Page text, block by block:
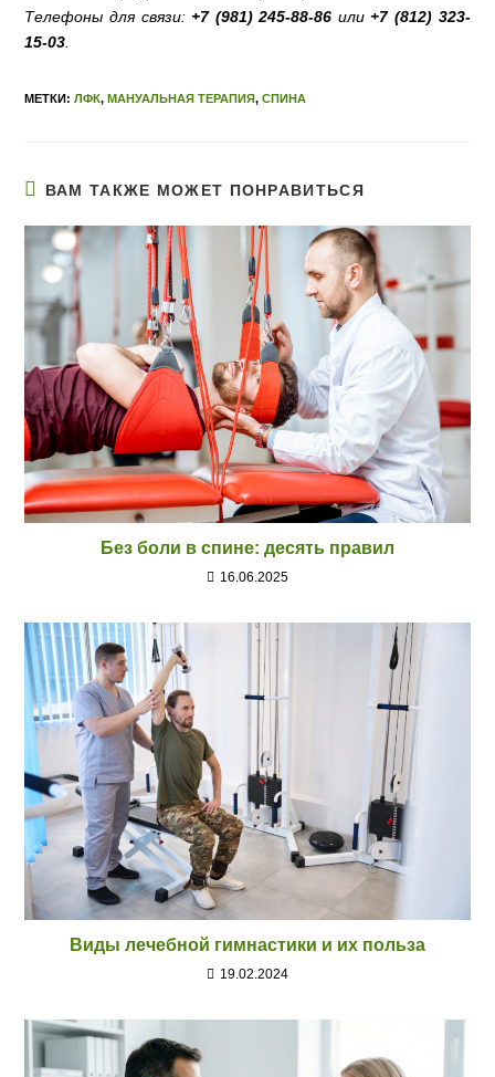
Телефоны для связи:+7 (981) 245-88-86 или+7 (812) 323-
15-03
МЕТКИ:ЛФК, МАНУАЛЬНАЯ ТЕРАПИЯ, СПИНА
ВАМ ТАКЖЕ МОЖЕТ ПОНРАВИТЬСЯ
Без боли в спине: десять правил
16.06.2025
Виды лечебной гимнастики и их польза
19.02.2024